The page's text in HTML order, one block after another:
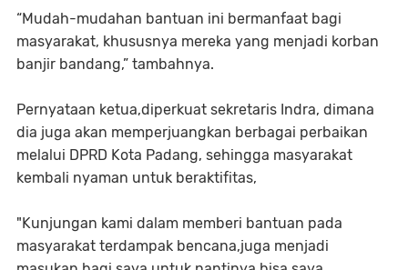
“Mudah-mudahan bantuan ini bermanfaat bagi
masyarakat, khususnya mereka yang menjadi korban
banjir bandang,” tambahnya.
Pernyataan ketua,diperkuat sekretaris Indra, dimana
dia juga akan memperjuangkan berbagai perbaikan
melalui DPRD Kota Padang, sehingga masyarakat
kembali nyaman untuk beraktifitas,
"Kunjungan kami dalam memberi bantuan pada
masyarakat terdampak bencana,juga menjadi